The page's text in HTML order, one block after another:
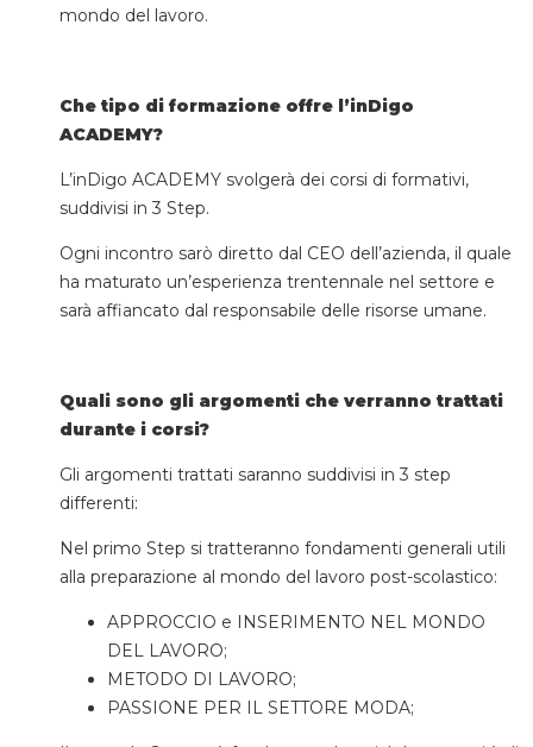
mondo del lavoro.
Che tipo di formazione offre l’inDigo
ACADEMY?
L’inDigo ACADEMY svolgerà dei corsi di formativi,
suddivisi in 3 Step.
Ogni incontro sarò diretto dal CEO dell’azienda, il quale
ha maturato un’esperienza trentennale nel settore e
sarà affiancato dal responsabile delle risorse umane.
Quali sono gli argomenti che verranno trattati
durante i corsi?
Gli argomenti trattati saranno suddivisi in 3 step
differenti:
Nel primo Step si tratteranno fondamenti generali utili
alla preparazione al mondo del lavoro post-scolastico:
APPROCCIO e INSERIMENTO NEL MONDO
DEL LAVORO;
METODO DI LAVORO;
PASSIONE PER IL SETTORE MODA;